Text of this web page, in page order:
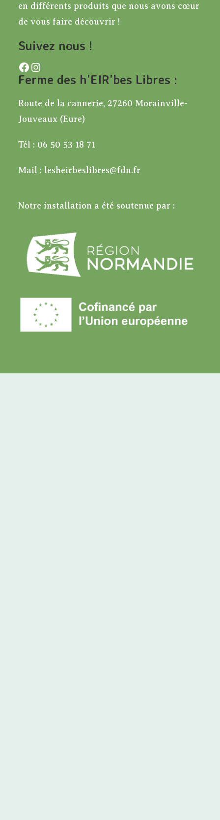
en différents produits que nous avons cœur
de vous faire découvrir !
Suivez nous !
Facebook Instagram
Ferme des h'EIR'bes Libres :
Route de la cannerie, 27260 Morainville-
Jouveaux (Eure)
Tél : 06 50 53 18 71
Mail : lesheirbeslibres@fdn.fr
Notre installation a été soutenue par :